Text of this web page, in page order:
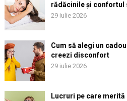
rădăcinile și confortul
29 iulie 2026
Cum să alegi un
creezi disconfort
29 iulie 2026
Lucruri pe care